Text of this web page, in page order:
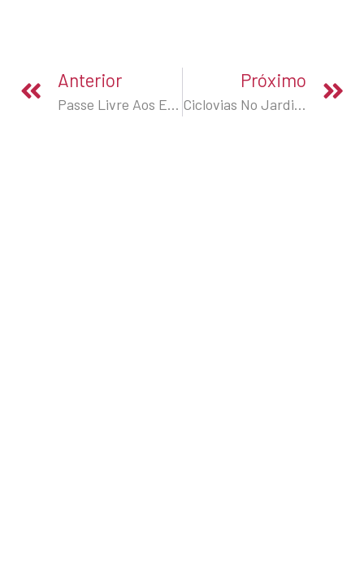
Anterior
Passe Livre Aos Estudantes
Próximo
Ciclovias No Jardim Helena